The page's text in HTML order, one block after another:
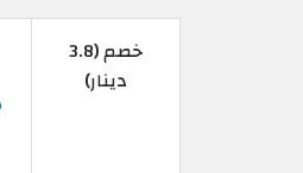
خصم (3.8
دينار)